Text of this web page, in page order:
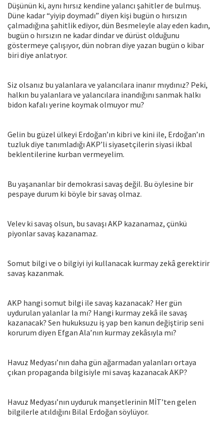
Düşünün ki, aynı hırsız kendine yalancı şahitler de bulmuş.
Düne kadar “yiyip doymadı” diyen kişi bugün o hırsızın
çalmadığına şahitlik ediyor, dün Besmeleyle alay eden kadın,
bugün o hırsızın ne kadar dindar ve dürüst olduğunu
göstermeye çalışıyor, dün nobran diye yazan bugün o kibar
biri diye anlatıyor.
Siz olsanız bu yalanlara ve yalancılara inanır mıydınız? Peki,
halkın bu yalanlara ve yalancılara inandığını sanmak halkı
bidon kafalı yerine koymak olmuyor mu?
Gelin bu güzel ülkeyi Erdoğan’ın kibri ve kini ile, Erdoğan’ın
tuzluk diye tanımladığı AKP’li siyasetçilerin siyasi ikbal
beklentilerine kurban vermeyelim.
Bu yaşananlar bir demokrasi savaş değil. Bu öylesine bir
pespaye durum ki böyle bir savaş olmaz.
Velev ki savaş olsun, bu savaşı AKP kazanamaz, çünkü
piyonlar savaş kazanamaz.
Somut bilgi ve o bilgiyi iyi kullanacak kurmay zekâ gerektirir
savaş kazanmak.
AKP hangi somut bilgi ile savaş kazanacak? Her gün
uydurulan yalanlar la mı? Hangi kurmay zekâ ile savaş
kazanacak? Sen hukuksuzu iş yap ben kanun değiştirip seni
korurum diyen Efgan Ala’nın kurmay zekâsıyla mı?
Havuz Medyası’nın daha gün ağarmadan yalanları ortaya
çıkan propaganda bilgisiyle mi savaş kazanacak AKP?
Havuz Medyası’nın uyduruk manşetlerinin MİT’ten gelen
bilgilerle atıldığını Bilal Erdoğan söylüyor.